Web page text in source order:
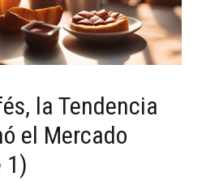
la Tendencia
el Mercado
1)